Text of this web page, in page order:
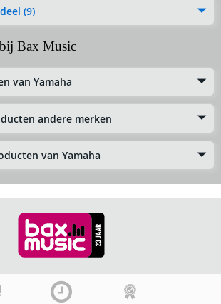
(9)
Bax Music
van Yamaha
andere merken
van Yamaha